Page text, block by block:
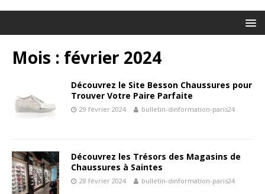
Mois : février 2024
Découvrez le Site Besson Chaussures pour
Trouver Votre Paire Parfaite
29 février 2024 bulletin-dinformation-paris24
Découvrez les Trésors des Magasins de
Chaussures à Saintes
28 février 2024 bulletin-dinformation-paris24